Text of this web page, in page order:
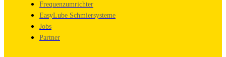
Frequenzumrichter
EasyLube Schmiersysteme
Jobs
Partner